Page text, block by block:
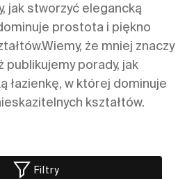
jak stworzyć elegancką
prostota i piękno
że mniej znaczy
porady, jak
łazienkę, w której dominuje
kształtów.
Filtry